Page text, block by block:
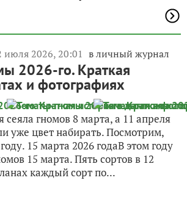
июля 2026, 20:01 в личный журнал
2026-го. Краткая
и фотографиях
гномов 8 марта, а 11 апреля
уже цвет набирать. Посмотрим,
15 марта 2026 годаВ этом году
15 марта. Пять сортов в 12
каждый сорт по...